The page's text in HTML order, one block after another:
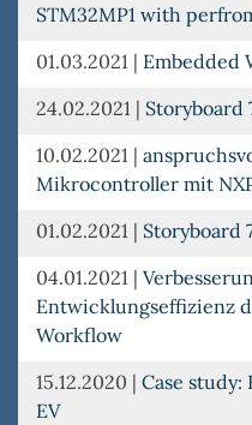
STM32MP1 with
01.03.2021 | Embedded
24.02.2021 | Storyboard
10.02.2021 |
Mikrocontroller mit
01.02.2021 | Storyboard
04.01.2021 |
Entwicklungseffizienz
Workflow
15.12.2020 | Case study:
EV